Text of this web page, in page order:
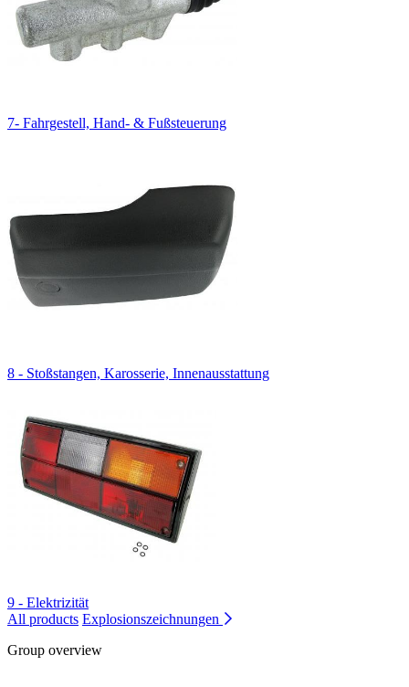
7- Fahrgestell, Hand- & Fußsteuerung
8 - Stoßstangen, Karosserie, Innenausstattung
9 - Elektrizität
All products Explosionszeichnungen
Group overview